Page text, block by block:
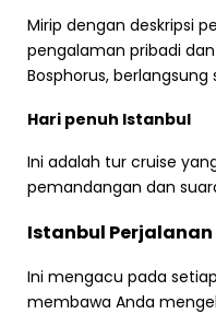
Mirip dengan deskripsi
pengalaman pribadi
Bosphorus,
Hari penuh Istanbul
Ini adalah tur cruise
pemandangan dan
Istanbul Perjalanan
Ini mengacu pada
membawa Anda